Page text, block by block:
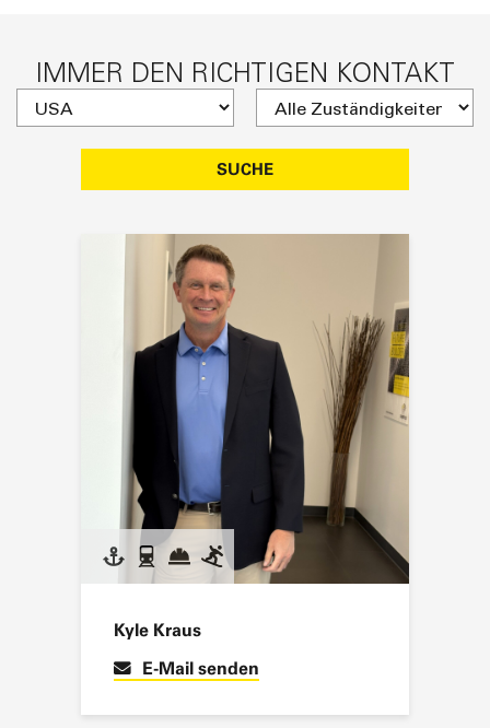
IMMER DEN RICHTIGEN KONTAKT
SUCHE
Kyle Kraus
E-Mail senden